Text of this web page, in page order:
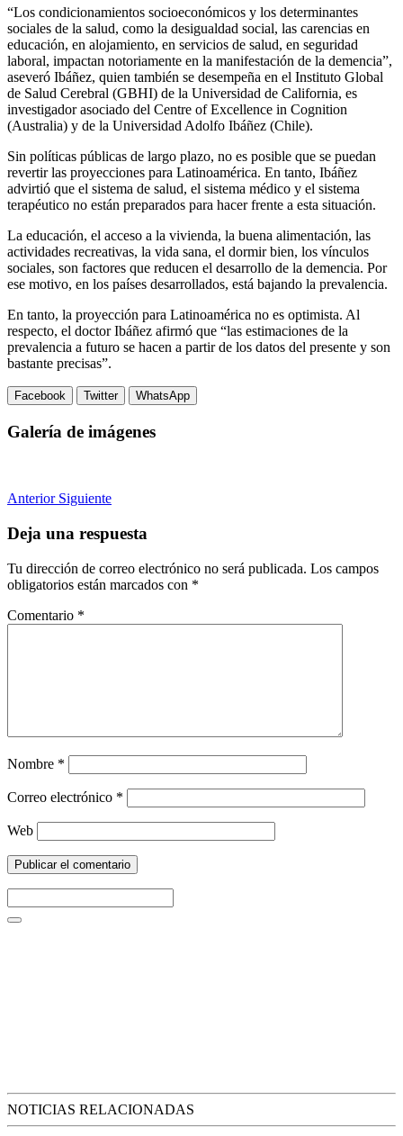
“Los condicionamientos socioeconómicos y los determinantes
sociales de la salud, como la desigualdad social, las carencias en
educación, en alojamiento, en servicios de salud, en seguridad
laboral, impactan notoriamente en la manifestación de la demencia”,
aseveró Ibáñez, quien también se desempeña en el Instituto Global
de Salud Cerebral (GBHI) de la Universidad de California, es
investigador asociado del Centre of Excellence in Cognition
(Australia) y de la Universidad Adolfo Ibáñez (Chile).
Sin políticas públicas de largo plazo, no es posible que se puedan
revertir las proyecciones para Latinoamérica. En tanto, Ibáñez
advirtió que el sistema de salud, el sistema médico y el sistema
terapéutico no están preparados para hacer frente a esta situación.
La educación, el acceso a la vivienda, la buena alimentación, las
actividades recreativas, la vida sana, el dormir bien, los vínculos
sociales, son factores que reducen el desarrollo de la demencia. Por
ese motivo, en los países desarrollados, está bajando la prevalencia.
En tanto, la proyección para Latinoamérica no es optimista. Al
respecto, el doctor Ibáñez afirmó que “las estimaciones de la
prevalencia a futuro se hacen a partir de los datos del presente y son
bastante precisas”.
Facebook Twitter WhatsApp
Galería de imágenes
Anterior Siguiente
Deja una respuesta
Tu dirección de correo electrónico no será publicada. Los campos
obligatorios están marcados con *
Comentario *
Nombre *
Correo electrónico *
Web
NOTICIAS RELACIONADAS